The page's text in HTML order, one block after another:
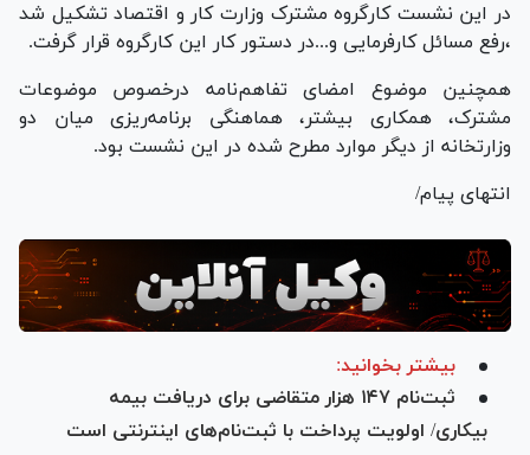
در این نشست کارگروه مشترک وزارت کار و اقتصاد تشکیل شد
،رفع مسائل کارفرمایی و‌...در دستور کار این کارگروه قرار گرفت.
همچنین موضوع امضای تفاهم‌نامه درخصوص موضوعات
مشترک، همکاری بیشتر، هماهنگی برنامه‌ریزی میان دو
وزارتخانه از دیگر موارد مطرح شده در این نشست بود.
انتهای پیام/
بیشتر بخوانید:
ثبت‌نام ۱۴۷ هزار متقاضی برای دریافت بیمه
بیکاری/ اولویت پرداخت با ثبت‌نام‌های اینترنتی است